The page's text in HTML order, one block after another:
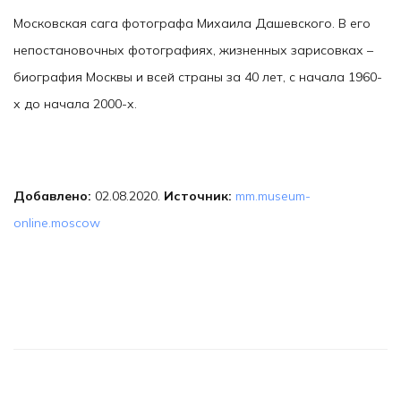
Московская сага фотографа Михаила Дашевского. В его
непостановочных фотографиях, жизненных зарисовках –
биография Москвы и всей страны за 40 лет, с начала 1960-
х до начала 2000-х.
Добавлено: 02.08.2020. Источник: mm.museum-
online.moscow